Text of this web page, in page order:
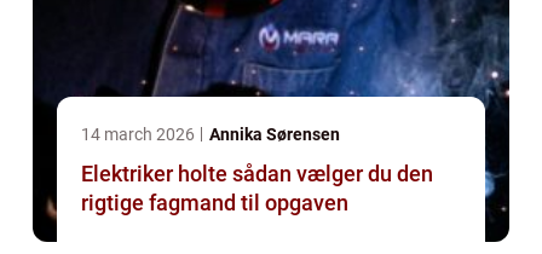
14 march 2026 Annika Sørensen
Elektriker holte sådan vælger du den
rigtige fagmand til opgaven